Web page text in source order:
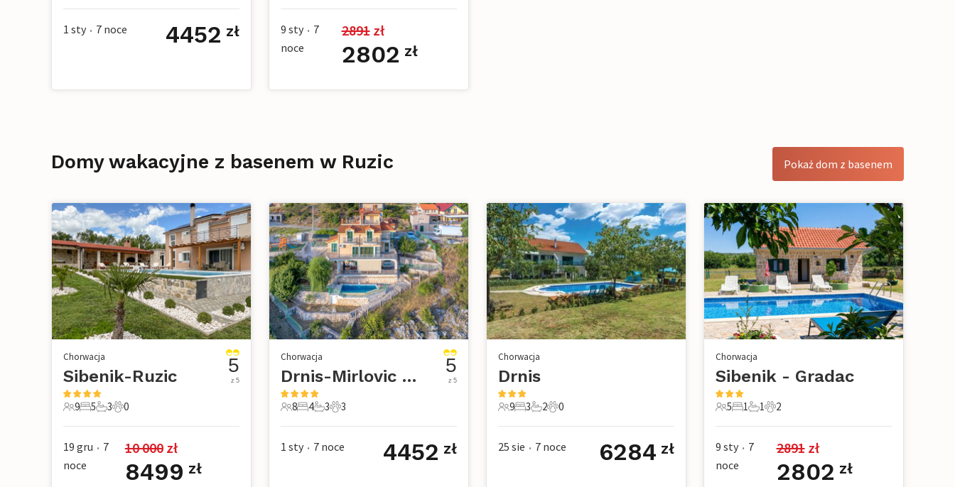
1 sty • 7 noce 4452 zł 9 sty • 7
noce
2891 zł
2802 zł
Domy wakacyjne z basenem w Ruzic Pokaż dom z basenem
Chorwacja
Sibenik-Ruzic
9 Goście
9
5 Sypialnie
5
3 Łazienki
3
0 Zwierzęta domowe
0
5
z 5
19 gru • 7
noce
10 000 zł
8499 zł
Chorwacja
Drnis-Mirlovic Polje
8 Goście
8
4 Sypialnie
4
3 Łazienki
3
3 Zwierzęta domowe
3
5
z 5
1 sty • 7 noce 4452 zł
Chorwacja
Drnis
9 Goście
9
3 Sypialnie
3
2 Łazienki
2
0 Zwierzęta domowe
0
25 sie • 7 noce 6284 zł
Chorwacja
Sibenik - Gradac
5 Goście
5
1 Sypialnia
1
1 Łazienka
1
2 Zwierzęta domowe
2
9 sty • 7
noce
2891 zł
2802 zł